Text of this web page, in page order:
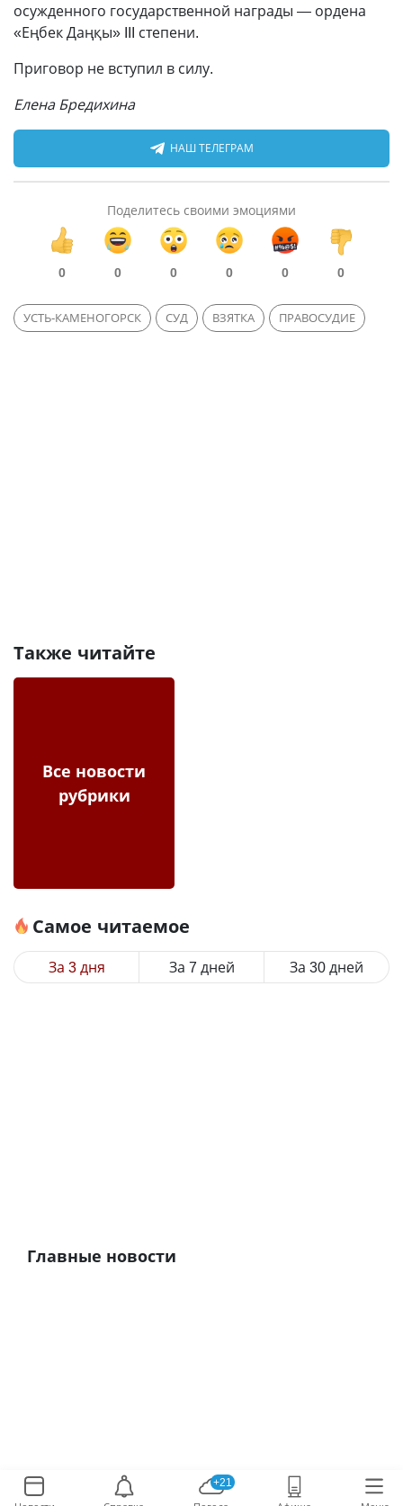
осужденного государственной награды — ордена
«Еңбек Даңқы» III степени.
Приговор не вступил в силу.
Елена Бредихина
НАШ ТЕЛЕГРАМ
Поделитесь своими эмоциями
0 0 0 0 0 0
УСТЬ-КАМЕНОГОРСК СУД ВЗЯТКА ПРАВОСУДИЕ
Также читайте
Все новости
рубрики
Самое читаемое
За 3 дня За 7 дней За 30 дней
Главные новости
+21